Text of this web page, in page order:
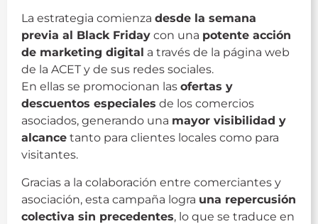
La estrategia comienza desde la semana
previa al Black Friday con una potente acción
de marketing digital a través de la página web
de la ACET y de sus redes sociales.
En ellas se promocionan las ofertas y
descuentos especiales de los comercios
asociados, generando una mayor visibilidad y
alcance tanto para clientes locales como para
visitantes.
Gracias a la colaboración entre comerciantes y
asociación, esta campaña logra una repercusión
colectiva sin precedentes, lo que se traduce en